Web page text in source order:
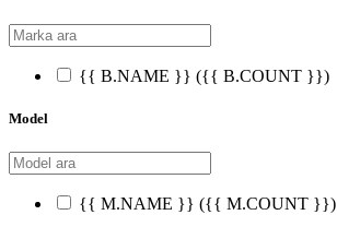
{{ B.NAME }} ({{ B.COUNT }})
Model
{{ M.NAME }} ({{ M.COUNT }})